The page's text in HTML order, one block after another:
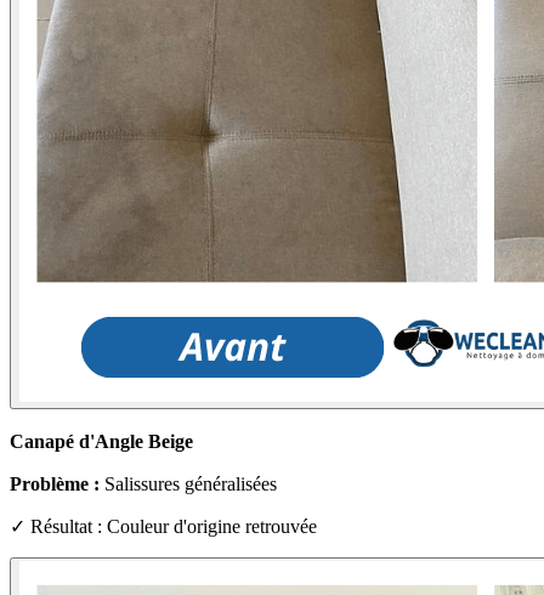
Canapé d'Angle Beige
Problème : Salissures généralisées
✓ Résultat : Couleur d'origine retrouvée